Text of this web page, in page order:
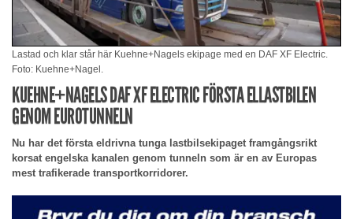
Lastad och klar står här Kuehne+Nagels ekipage med en DAF XF Electric.
Foto: Kuehne+Nagel.
KUEHNE+NAGELS DAF XF ELECTRIC FÖRSTA ELLASTBILEN
GENOM EUROTUNNELN
Nu har det första eldrivna tunga lastbilsekipaget framgångsrikt
korsat engelska kanalen genom tunneln som är en av Europas
mest trafikerade transportkorridorer.